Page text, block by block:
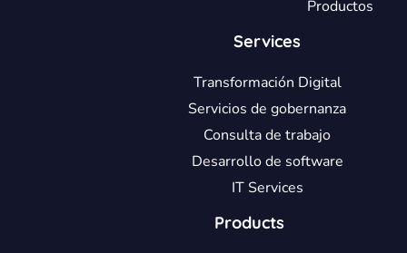
Productos
Services
Transformación Digital
Servicios de gobernanza
Consulta de trabajo
Desarrollo de software
IT Services
Products